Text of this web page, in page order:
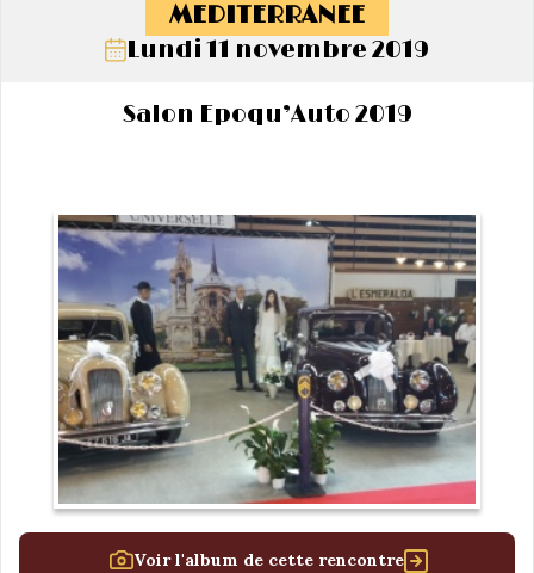
MEDITERRANEE
Lundi 11 novembre 2019
Salon Epoqu’Auto 2019
Voir l'album de cette rencontre